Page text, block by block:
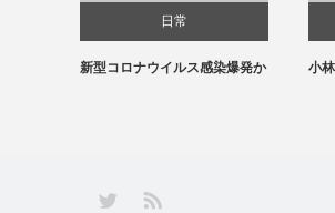
日常
新型コロナウイルス感染爆発か 小
Twitter